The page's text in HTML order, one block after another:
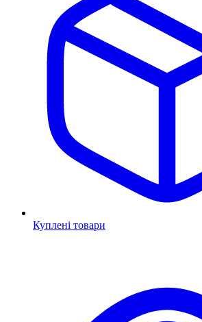
Куплені товари